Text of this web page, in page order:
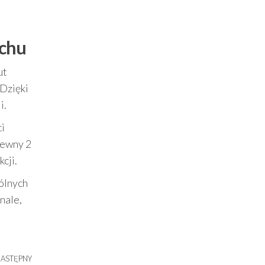
2
Następny